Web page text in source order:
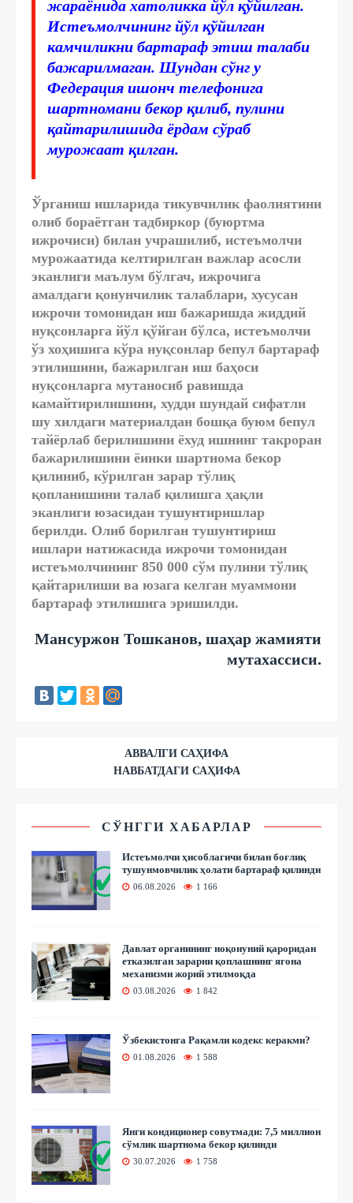
жараёнида хатоликка йўл қўйилган.
Истеъмолчининг йўл қўйилган
камчиликни бартараф этиш талаби
бажарилмаган. Шундан сўнг у
Федерация ишонч телефонига
шартномани бекор қилиб, пулини
қайтарилишида ёрдам сўраб
мурожаат қилган.
Ўрганиш ишларида тикувчилик фаолиятини
олиб бораётган тадбиркор (буюртма
ижрочиси) билан учрашилиб, истеъмолчи
мурожаатида келтирилган важлар асосли
эканлиги маълум бўлгач, ижрочига
амалдаги қонунчилик талаблари, хусусан
ижрочи томонидан иш бажаришда жиддий
нуқсонларга йўл қўйган бўлса, истеъмолчи
ўз хоҳишига кўра нуқсонлар бепул бартараф
этилишини, бажарилган иш баҳоси
нуқсонларга мутаносиб равишда
камайтирилишини, худди шундай сифатли
шу хилдаги материалдан бошқа буюм бепул
тайёрлаб берилишини ёхуд ишнинг такроран
бажарилишини ёинки шартнома бекор
қилиниб, кўрилган зарар тўлиқ
қопланишини талаб қилишга ҳақли
эканлиги юзасидан тушунтиришлар
берилди. Олиб борилган тушунтириш
ишлари натижасида ижрочи томонидан
истеъмолчининг 850 000 сўм пулини тўлиқ
қайтарилиши ва юзага келган муаммони
бартараф этилишига эришилди.
Мансуржон Тошканов, шаҳар жамияти
мутахассиси.
АВВАЛГИ САҲИФА
НАВБАТДАГИ САҲИФА
СЎНГГИ ХАБАРЛАР
Истеъмолчи ҳисоблагичи билан боғлиқ
тушунмовчилик ҳолати бартараф қилинди
06.08.2026 1 166
Давлат органининг ноқонуний қароридан
етказилган зарарни қоплашнинг ягона
механизми жорий этилмоқда
03.08.2026 1 842
Ўзбекистонга Рақамли кодекс керакми?
01.08.2026 1 588
Янги кондиционер совутмади: 7,5 миллион
сўмлик шартнома бекор қилинди
30.07.2026 1 758